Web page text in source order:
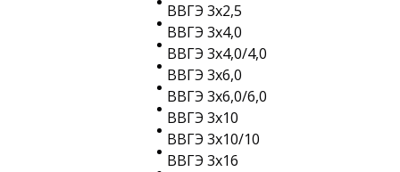
ВВГЭ 3х2,5
ВВГЭ 3х4,0
ВВГЭ 3х4,0/4,0
ВВГЭ 3х6,0
ВВГЭ 3х6,0/6,0
ВВГЭ 3х10
ВВГЭ 3х10/10
ВВГЭ 3х16